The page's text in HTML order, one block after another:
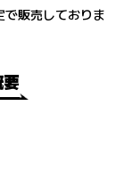
販売しておりま